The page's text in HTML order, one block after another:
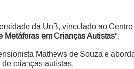
da UnB, vinculado ao
Metáforas em Crianças Autistas".
Mathews de Souza e
crianças autistas.